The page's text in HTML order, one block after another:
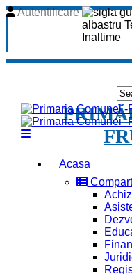
Autentificare
Acasa